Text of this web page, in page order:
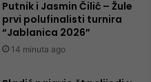
Putnik i Jasmin Čilić – Žule
prvi polufinalisti turnira
“Jablanica 2026”
14 minuta ago